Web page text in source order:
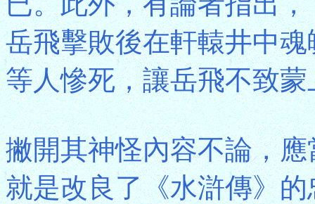
岳飛擊敗後在軒轅井中
等人慘死，讓岳飛不致
撇開其神怪內容不論，
就是改良了《水滸傳》